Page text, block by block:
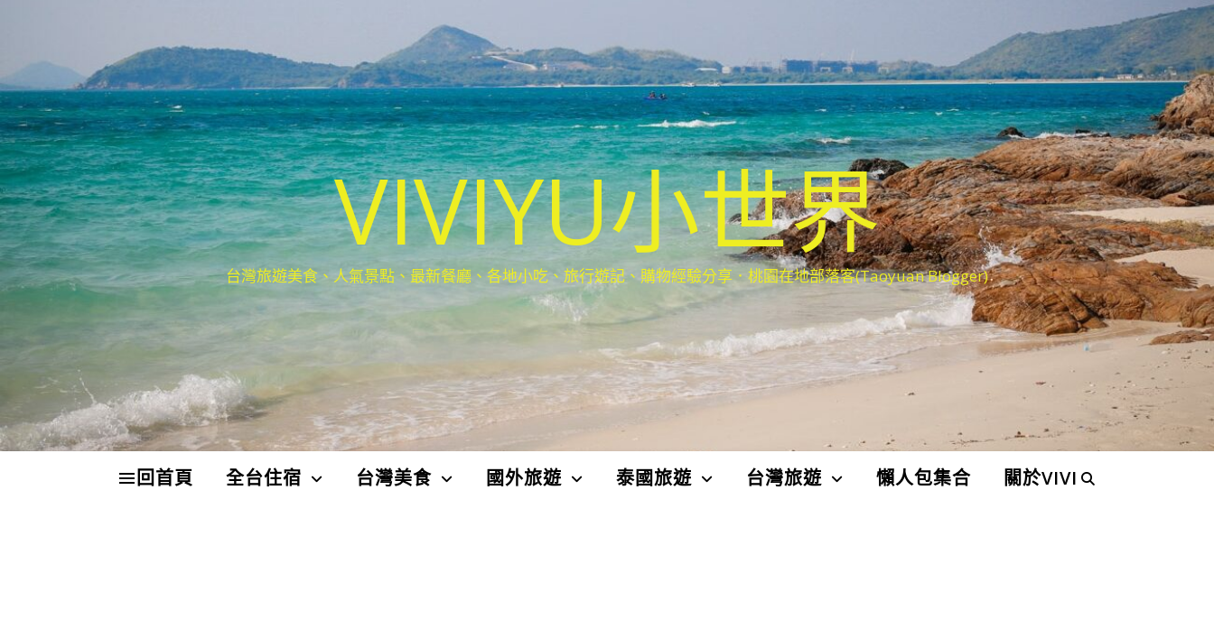
VIVIYU小世界
台灣旅遊美食、人氣景點、最新餐廳、各地小吃、旅行遊記、購物經驗分享．桃園在地部落客(Taoyuan Blogger)
回首頁 全台住宿 台灣美食 國外旅遊 泰國旅遊 台灣旅遊 懶人包集合 關於VIVI